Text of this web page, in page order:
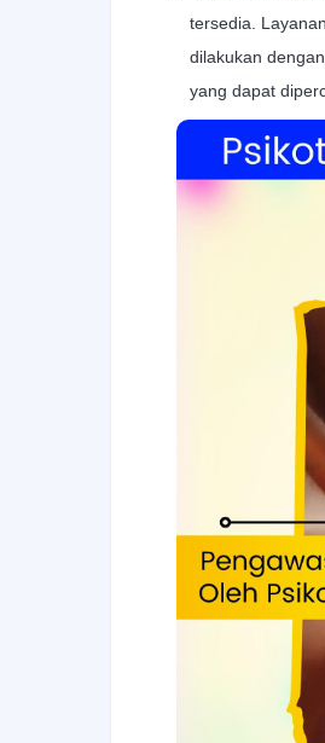
tersedia.
dilakukan
yang dapat